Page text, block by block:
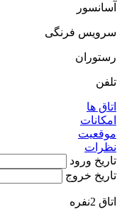
آسانسور
سرویس فرنگی
رستوران
تلفن
اتاق ها
امکانات
موقعیت
نظرات
تاریخ ورود
تاریخ خروج
اتاق 2نفره